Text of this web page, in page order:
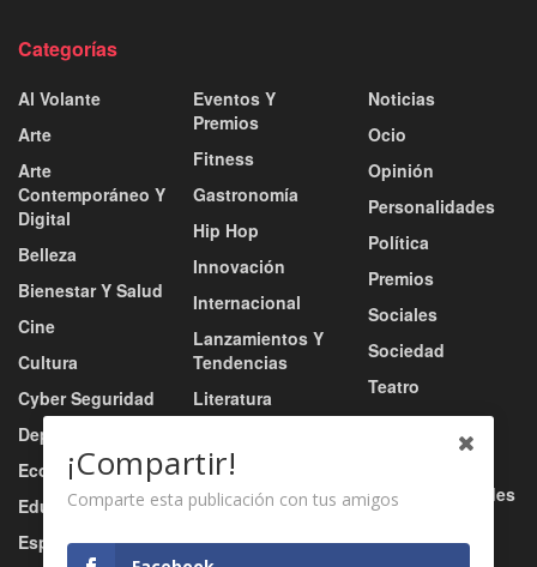
Categorías
Al Volante
Arte
Arte
Contemporáneo Y
Digital
Belleza
Bienestar Y Salud
Cine
Cultura
Cyber Seguridad
Deportes
Economía
Educación
Esports
Eventos Y
Premios
Fitness
Gastronomía
Hip Hop
Innovación
Internacional
Lanzamientos Y
Tendencias
Literatura
Música
Música Urbana
Nacional
Noticias
Ocio
Opinión
Personalidades
Política
Premios
Sociales
Sociedad
Teatro
Tecnología
Tv / Radio / Redes
¡Compartir!
Comparte esta publicación con tus amigos